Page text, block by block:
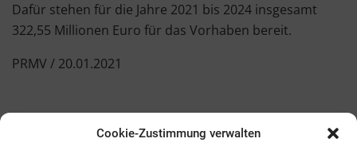
Cookie-Zustimmung verwalten
Dafür stehen für die Jahre 2021 bis 2024 insgesamt
322,55 Millionen Euro für das Vorhaben bereit.
PRMV / 20.01.2021